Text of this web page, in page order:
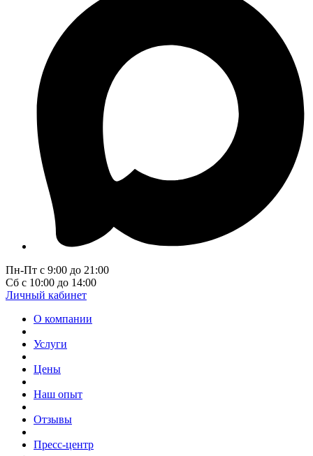
Пн-Пт с 9:00 до 21:00
Сб с 10:00 до 14:00
Личный кабинет
О компании
Услуги
Цены
Наш опыт
Отзывы
Пресс-центр